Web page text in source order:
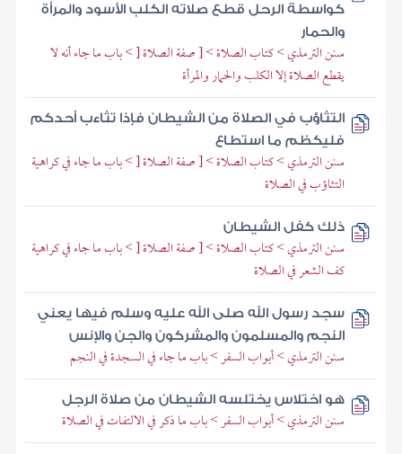
كواسطة الرحل قطع صلاته الكلب الأسود والمرأة
والحمار
سنن الترمذي > كتاب الصلاة > [ صفة الصلاة [ > باب ما جاء أنه لا
يقطع الصلاة إلا الكلب والحمار والمرأة
التثاؤب في الصلاة من الشيطان فإذا تثاءب أحدكم
فليكظم ما استطاع
سنن الترمذي > كتاب الصلاة > [ صفة الصلاة [ > باب ما جاء في كراهية
التثاؤب في الصلاة
ذلك كفل الشيطان
سنن الترمذي > كتاب الصلاة > [ صفة الصلاة [ > باب ما جاء في كراهية
كف الشعر في الصلاة
سجد رسول الله صلى الله عليه وسلم فيها يعني
النجم والمسلمون والمشركون والجن والإنس
سنن الترمذي > أبواب السفر > باب ما جاء في السجدة في النجم
هو اختلاس يختلسه الشيطان من صلاة الرجل
سنن الترمذي > أبواب السفر > باب ما ذكر في الالتفات في الصلاة